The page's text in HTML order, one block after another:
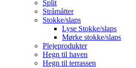
Split
Stråmåtter
Stokke/slaps
Lyse Stokke/slaps
Mørke stokke/slaps
Plejeprodukter
Hegn til haven
Hegn til terrassen